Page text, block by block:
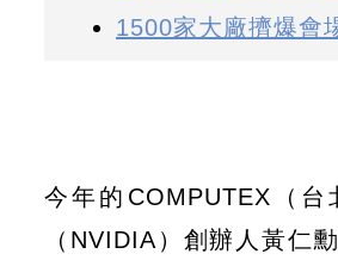
1500家大廠擠爆會
今年的COMPUTEX（
（NVIDIA）創辦人黃仁